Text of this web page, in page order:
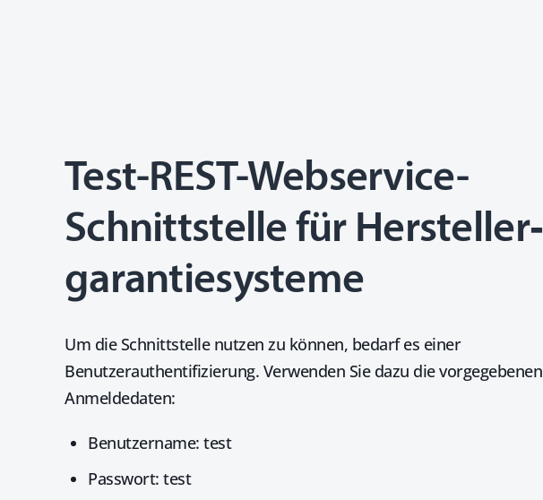
Test-REST-Webservice-
Schnittstelle für Hersteller­
garantie­systeme
Um die Schnittstelle nutzen zu können, bedarf es einer
Benutzerauthentifizierung. Verwenden Sie dazu die vorgegebenen
Anmeldedaten:
Benutzername: test
Passwort: test